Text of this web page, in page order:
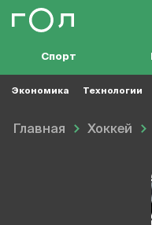
Спорт
Экономика Технологии
Главная Хоккей